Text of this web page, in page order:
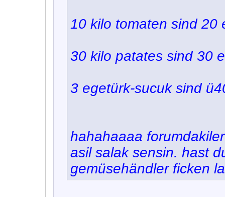
10 kilo tomaten sind 20
30 kilo patates sind 30
3 egetürk-sucuk sind
hahahaaaa
asil salak sensin. hast
gemüsehändler ficken